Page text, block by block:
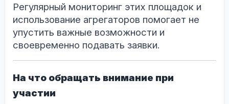
Регулярный мониторинг этих площадок и
использование агрегаторов помогает не
упустить важные возможности и
своевременно подавать заявки.
На что обращать внимание при
участии